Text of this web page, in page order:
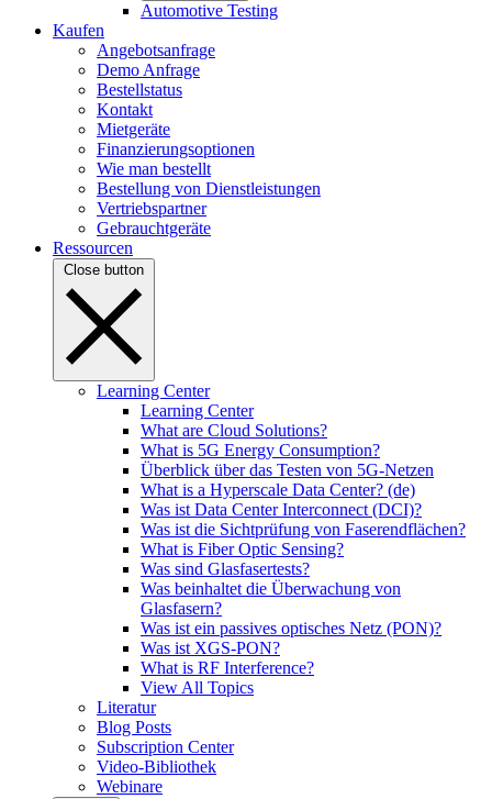
Automotive Testing
Kaufen
Angebotsanfrage
Demo Anfrage
Bestellstatus
Kontakt
Mietgeräte
Finanzierungsoptionen
Wie man bestellt
Bestellung von Dienstleistungen
Vertriebspartner
Gebrauchtgeräte
Ressourcen
Close button
Learning Center
Learning Center
What are Cloud Solutions?
What is 5G Energy Consumption?
Überblick über das Testen von 5G-Netzen
What is a Hyperscale Data Center? (de)
Was ist Data Center Interconnect (DCI)?
Was ist die Sichtprüfung von Faserendflächen?
What is Fiber Optic Sensing?
Was sind Glasfasertests?
Was beinhaltet die Überwachung von
Glasfasern?
Was ist ein passives optisches Netz (PON)?
Was ist XGS-PON?
What is RF Interference?
View All Topics
Literatur
Blog Posts
Subscription Center
Video-Bibliothek
Webinare